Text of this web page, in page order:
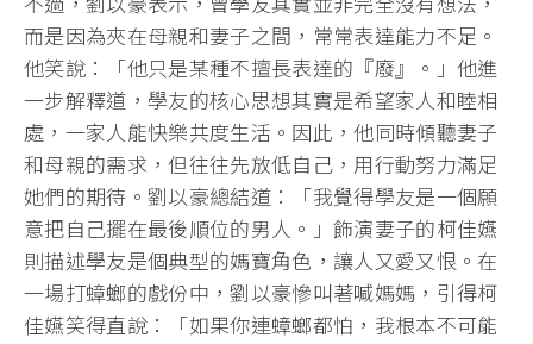
而是因為夾在母親和妻子之間，常常表達能力不足。
他笑說：「他只是某種不擅長表達的『廢』。」他進
一步解釋道，學友的核心思想其實是希望家人和睦相
處，一家人能快樂共度生活。因此，他同時傾聽妻子
和母親的需求，但往往先放低自己，用行動努力滿足
她們的期待。劉以豪總結道：「我覺得學友是一個願
意把自己擺在最後順位的男人。」飾演妻子的柯佳嬿
則描述學友是個典型的媽寶角色，讓人又愛又恨。在
一場打蟑螂的戲份中，劉以豪慘叫著喊媽媽，引得柯
佳嬿笑得直說：「如果你連蟑螂都怕，我根本不可能